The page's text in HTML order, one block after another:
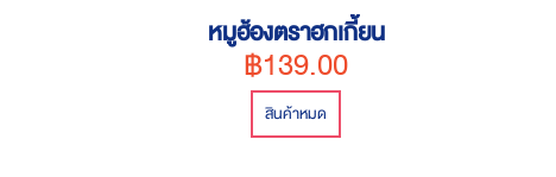
หมูฮ้องตราฮกเกี้ยน
฿139.00
สินค้าหมด